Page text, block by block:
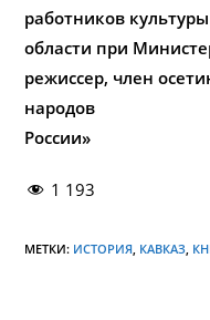
работников
области при
режиссер, член
народов
1 193
МЕТКИ: ИСТОРИЯ КАВКАЗ